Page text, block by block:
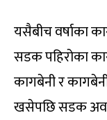
यसैबीच वर्षाका
सडक पहिरोका
कागबेनी र
खसेपछि सडक